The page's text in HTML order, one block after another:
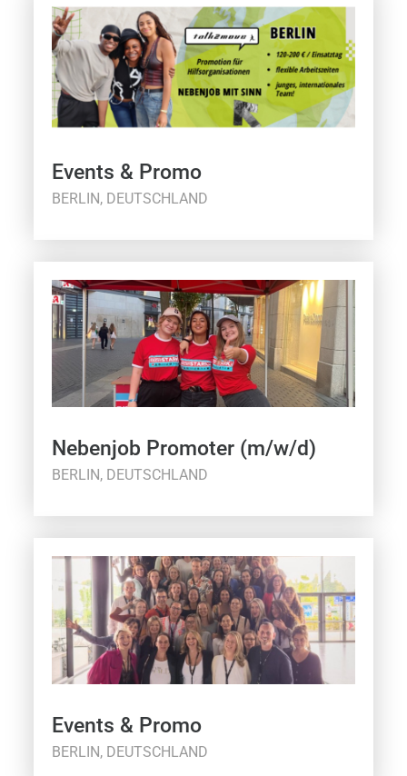
Events & Promo
BERLIN, DEUTSCHLAND
Nebenjob Promoter (m/w/d)
BERLIN, DEUTSCHLAND
Events & Promo
BERLIN, DEUTSCHLAND